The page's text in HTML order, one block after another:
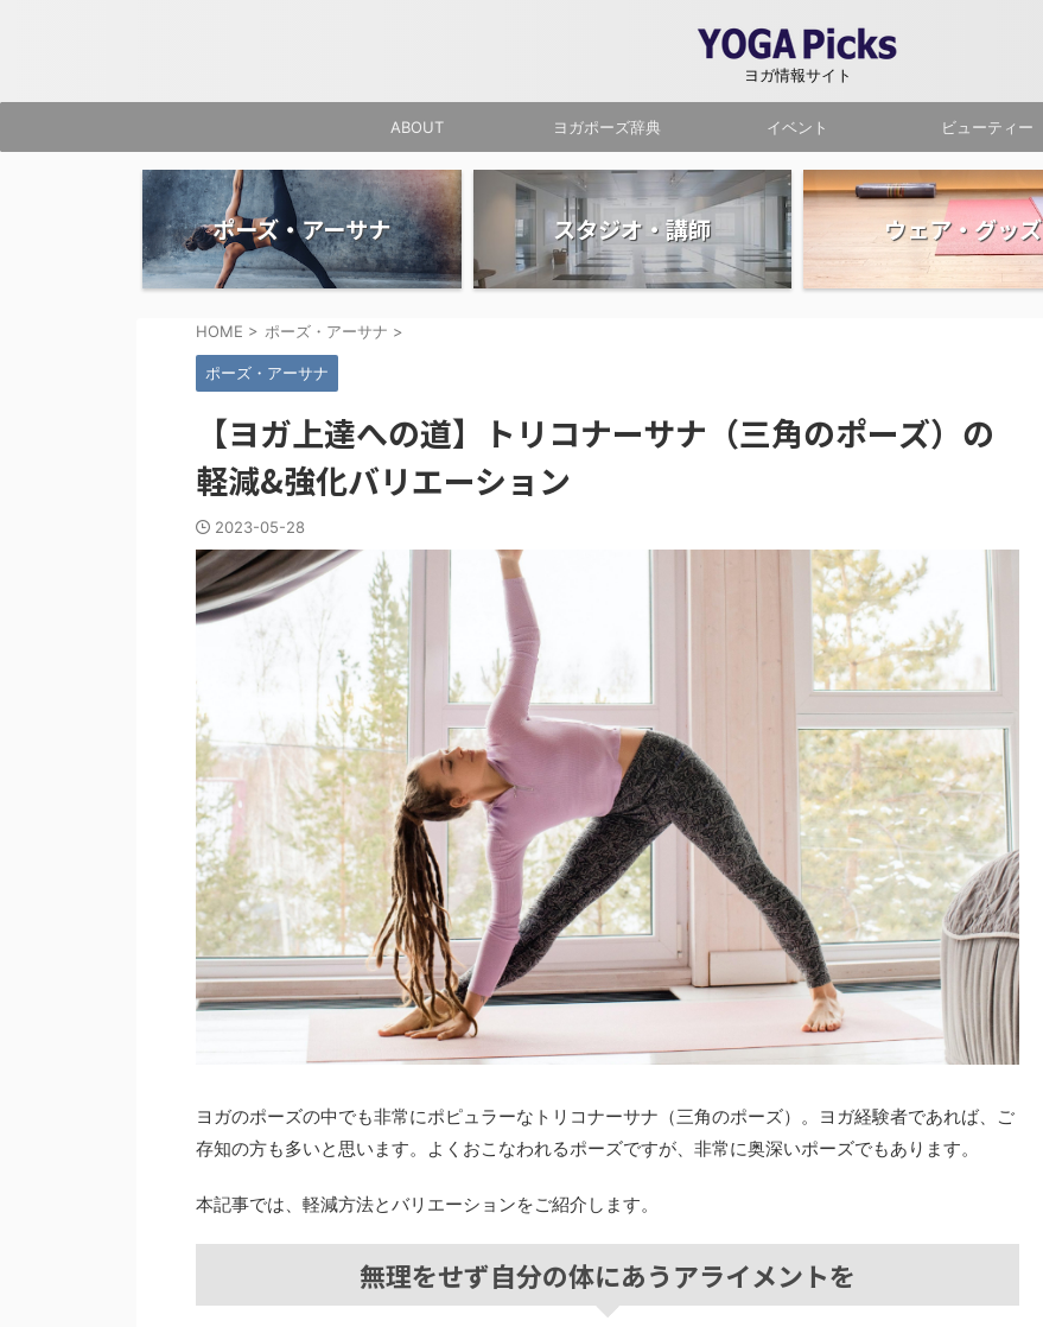
ヨガ情報サイト
ABOUT ヨガポーズ辞典 イベント ビューティー
ポーズ・アーサナ スタジオ・講師 ウェア・グッズ
HOME > ポーズ・アーサナ >
ポーズ・アーサナ
【ヨガ上達への道】トリコナーサナ（三角のポーズ）の
軽減&強化バリエーション
2023-05-28
ヨガのポーズの中でも非常にポピュラーなトリコナーサナ（三角のポーズ）。ヨガ経験者であれば、ご
存知の方も多いと思います。よくおこなわれるポーズですが、非常に奥深いポーズでもあります。
本記事では、軽減方法とバリエーションをご紹介します。
無理をせず自分の体にあうアライメントを